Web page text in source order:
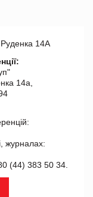
14А
14а,
журналах:
(44) 383 50 34.